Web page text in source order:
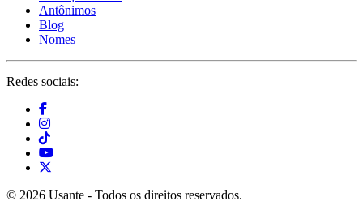
Antônimos
Blog
Nomes
Redes sociais:
© 2026 Usante - Todos os direitos reservados.